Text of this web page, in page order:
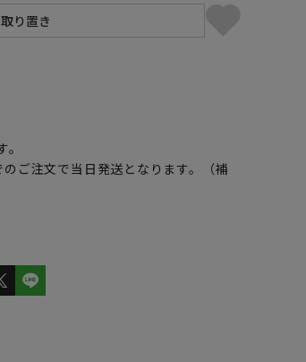
ご注文で当日発送となります。（補